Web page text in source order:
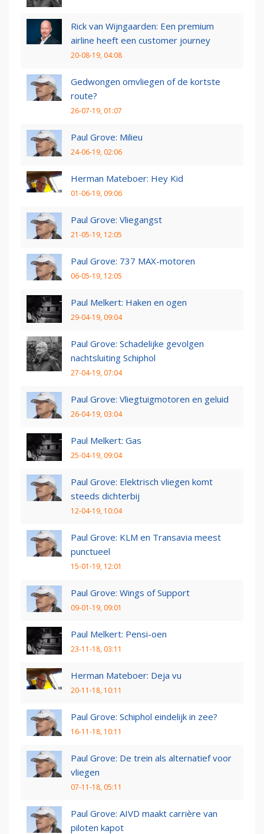
Rick van Wijngaarden: Een premium
airline heeft een customer journey
20-08-19, 04:08
Gedwongen omvliegen of de kortste
route?
26-07-19, 01:07
Paul Grove: Milieu
24-06-19, 02:06
Herman Mateboer: Hey Kid
01-06-19, 09:06
Paul Grove: Vliegangst
21-05-19, 12:05
Paul Grove: 737 MAX-motoren
06-05-19, 12:05
Paul Melkert: Haken en ogen
29-04-19, 09:04
Paul Grove: Schadelijke gevolgen
nachtsluiting Schiphol
27-04-19, 07:04
Paul Grove: Vliegtuigmotoren en geluid
26-04-19, 03:04
Paul Melkert: Gas
25-04-19, 09:04
Paul Grove: Elektrisch vliegen komt
steeds dichterbij
12-04-19, 10:04
Paul Grove: KLM en Transavia meest
punctueel
15-01-19, 12:01
Paul Grove: Wings of Support
09-01-19, 09:01
Paul Melkert: Pensi-oen
23-11-18, 03:11
Herman Mateboer: Deja vu
20-11-18, 10:11
Paul Grove: Schiphol eindelijk in zee?
16-11-18, 10:11
Paul Grove: De trein als alternatief voor
vliegen
07-11-18, 05:11
Paul Grove: AIVD maakt carrière van
piloten kapot